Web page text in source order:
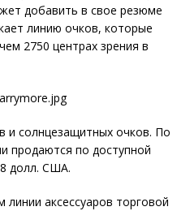
добавить в свое резюме
линию очков, которые
2750 центрах зрения в
и солнцезащитных очков. По
продаются по доступной
долл. США.
линии аксессуаров торговой